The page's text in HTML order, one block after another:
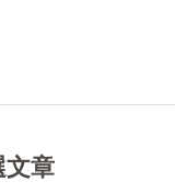
文章